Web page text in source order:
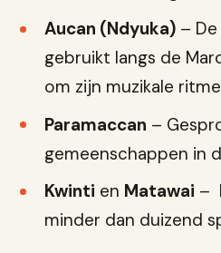
Aucan (Ndyuka)– De
gebruikt langs de
om zijn muzikale
Paramaccan –
gemeenschappen in
Kwinti en Matawai –
minder dan duizend